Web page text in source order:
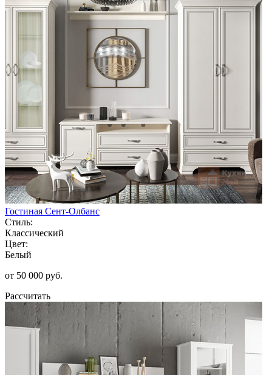
Гостиная Сент-Олбанс
Стиль:
Классический
Цвет:
Белый
от 50 000 руб.
Рассчитать